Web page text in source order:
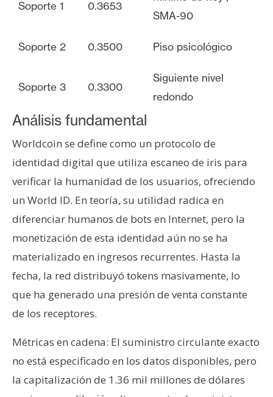
Soporte 1 0.3653
SMA-90
Soporte 2 0.3500 Piso psicológico
Soporte 3 0.3300
Siguiente nivel
redondo
Análisis fundamental
Worldcoin se define como un protocolo de
identidad digital que utiliza escaneo de iris para
verificar la humanidad de los usuarios, ofreciendo
un World ID. En teoría, su utilidad radica en
diferenciar humanos de bots en Internet, pero la
monetización de esta identidad aún no se ha
materializado en ingresos recurrentes. Hasta la
fecha, la red distribuyó tokens masivamente, lo
que ha generado una presión de venta constante
de los receptores.
Métricas en cadena: El suministro circulante exacto
no está especificado en los datos disponibles, pero
la capitalización de 1.36 mil millones de dólares